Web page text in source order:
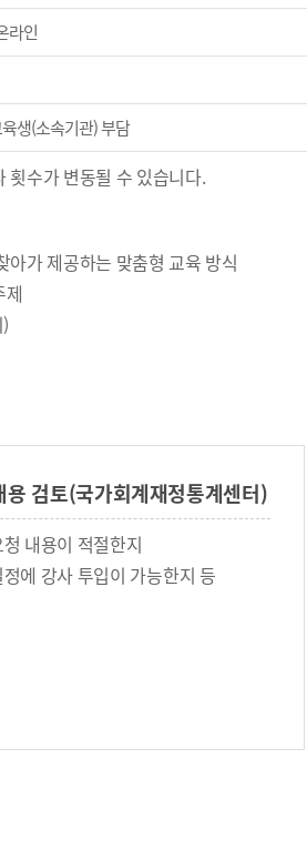
라인
생(소속기관) 부담
수가 변동될 수 있습니다.
가 제공하는 맞춤형 교육 방식
제
용 검토(국가회계재정통계센터)
내용이 적절한지
에 강사 투입이 가능한지 등